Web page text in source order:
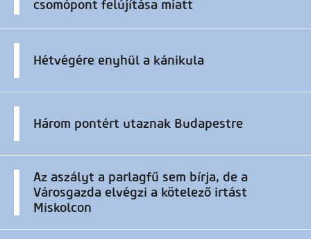
csomópont felújítása miatt
Hétvégére enyhül a kánikula
Három pontért utaznak Budapestre
Az aszályt a parlagfű sem bírja, de a
Városgazda elvégzi a kötelező irtást
Miskolcon